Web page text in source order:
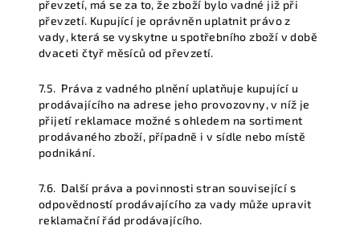
převzetí, má se za to, že zboží bylo vadné již při
převzetí. Kupující je oprávněn uplatnit právo z
vady, která se vyskytne u spotřebního zboží v době
dvaceti čtyř měsíců od převzetí.
7.5. Práva z vadného plnění uplatňuje kupující u
prodávajícího na adrese jeho provozovny, v níž je
přijetí reklamace možné s ohledem na sortiment
prodávaného zboží, případně i v sídle nebo místě
podnikání.
7.6. Další práva a povinnosti stran související s
odpovědností prodávajícího za vady může upravit
reklamační řád prodávajícího.